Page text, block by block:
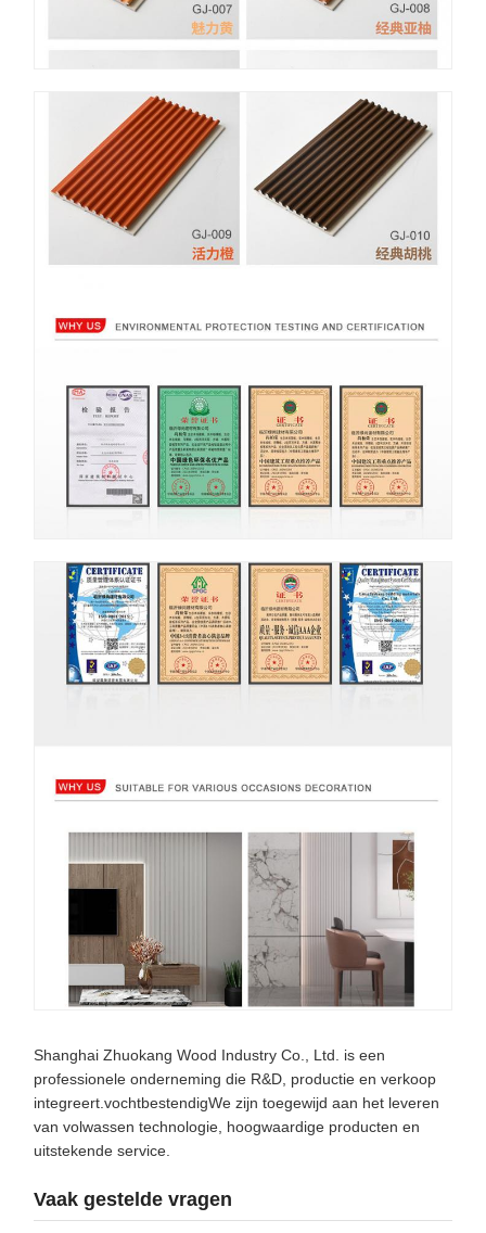
Shanghai Zhuokang Wood Industry Co., Ltd. is een
professionele onderneming die R&D, productie en verkoop
integreert.vochtbestendigWe zijn toegewijd aan het leveren
van volwassen technologie, hoogwaardige producten en
uitstekende service.
Vaak gestelde vragen